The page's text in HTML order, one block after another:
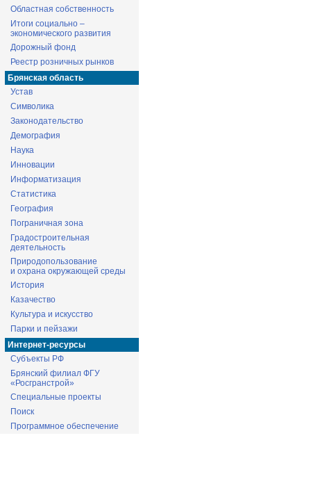
Областная собственность
Итоги социально –
экономического развития
Дорожный фонд
Реестр розничных рынков
Брянская область
Устав
Символика
Законодательство
Демография
Наука
Инновации
Информатизация
Статистика
География
Пограничная зона
Градостроительная
деятельность
Природопользование
и охрана окружающей среды
История
Казачество
Культура и искусство
Парки и пейзажи
Интернет-ресурсы
Субъекты РФ
Брянский филиал ФГУ
«Росгранстрой»
Специальные проекты
Поиск
Программное обеспечение